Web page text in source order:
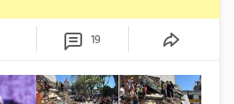
19